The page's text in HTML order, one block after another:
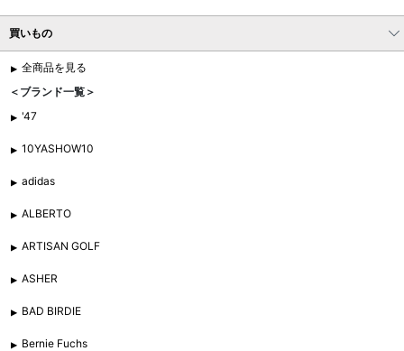
買いもの
全商品を見る
＜ブランド一覧＞
'47
10YASHOW10
adidas
ALBERTO
ARTISAN GOLF
ASHER
BAD BIRDIE
Bernie Fuchs